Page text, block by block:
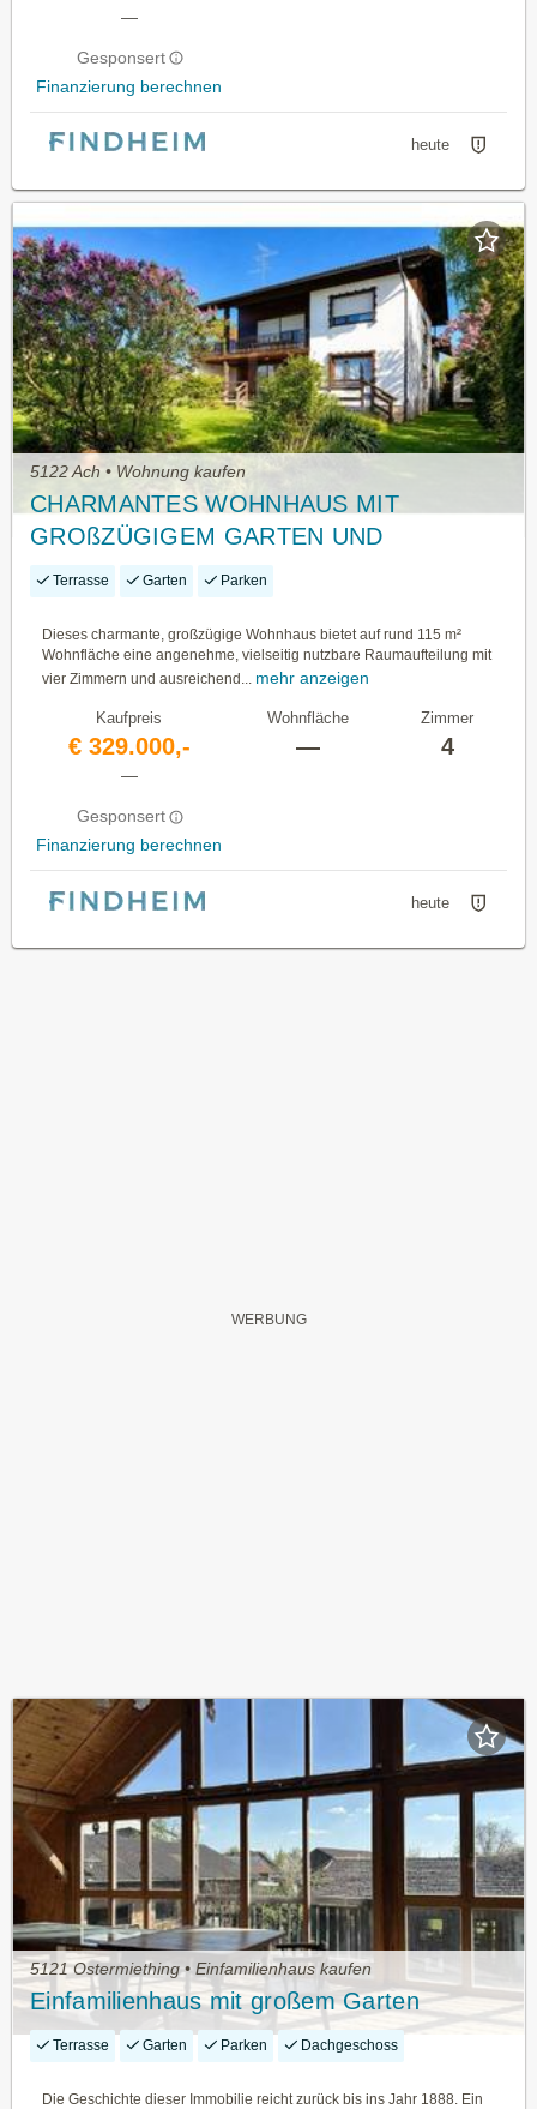
—
Gesponsert
Finanzierung berechnen
heute
5122 Ach • Wohnung kaufen
CHARMANTES WOHNHAUS MIT
GROßZÜGIGEM GARTEN UND
ÜBERDACHTER TERRASSE
Terrasse Garten Parken
Dieses charmante, großzügige Wohnhaus bietet auf rund 115 m²
Wohnfläche eine angenehme, vielseitig nutzbare Raumaufteilung mit
vier Zimmern und ausreichend... mehr anzeigen
Kaufpreis
€ 329.000,-
—
Gesponsert
Finanzierung berechnen
Wohnfläche
—
Zimmer
4
heute
5121 Ostermiething • Einfamilienhaus kaufen
Einfamilienhaus mit großem Garten
Terrasse Garten Parken Dachgeschoss
Die Geschichte dieser Immobilie reicht zurück bis ins Jahr 1888. Ein